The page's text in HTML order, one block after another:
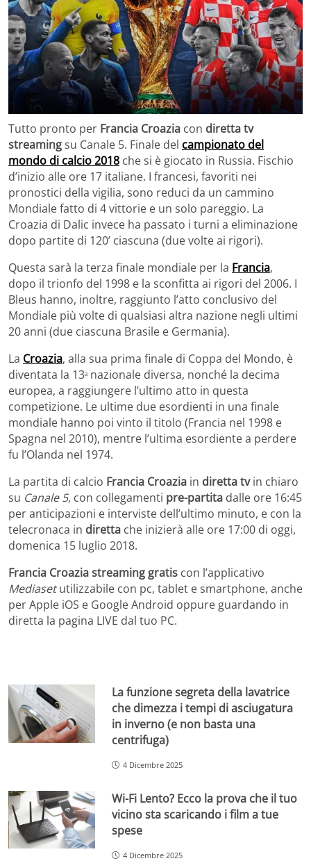
Tutto pronto per Francia Croazia con diretta tv
streamingsu Canale 5. Finale del campionato del
mondo di calcio 2018 che si è giocato in Russia. Fischio
d’inizio alle ore 17 italiane. I francesi, favoriti nei
pronostici della vigilia, sono reduci da un cammino
Mondiale fatto di 4 vittorie e un solo pareggio. La
Croazia di Dalic invece ha passato i turni a eliminazione
dopo partite di 120’ ciascuna (due volte ai rigori).
Questa sarà la terza finale mondiale per la Francia,
dopo il trionfo del 1998 e la sconfitta ai rigori del 2006. I
Bleus hanno, inoltre, raggiunto l’atto conclusivo del
Mondiale più volte di qualsiasi altra nazione negli ultimi
20 anni (due ciascuna Brasile e Germania).
La Croazia, alla sua prima finale di Coppa del Mondo, è
diventata la 13ᵃ nazionale diversa, nonché la decima
europea, a raggiungere l’ultimo atto in questa
competizione. Le ultime due esordienti in una finale
mondiale hanno poi vinto il titolo (Francia nel 1998 e
Spagna nel 2010), mentre l’ultima esordiente a perdere
fu l’Olanda nel 1974.
La partita di calcio Francia Croazia in diretta tvin chiaro
su Canale 5, con collegamenti pre-partita dalle ore 16:45
per anticipazioni e interviste dell’ultimo minuto, e con la
telecronaca in diretta che inizierà alle ore 17:00 di oggi,
domenica 15 luglio 2018.
Francia Croazia streaming gratis con l’applicativo
Mediasetutilizzabile con pc, tablet e smartphone, anche
per Apple iOS e Google Android oppure guardando in
diretta la pagina LIVE dal tuo PC.
La funzione segreta della lavatrice
che dimezza i tempi di asciugatura
in inverno (e non basta una
centrifuga)
4 Dicembre 2025
Wi-Fi Lento? Ecco la prova che il tuo
vicino sta scaricando i film a tue
spese
4 Dicembre 2025